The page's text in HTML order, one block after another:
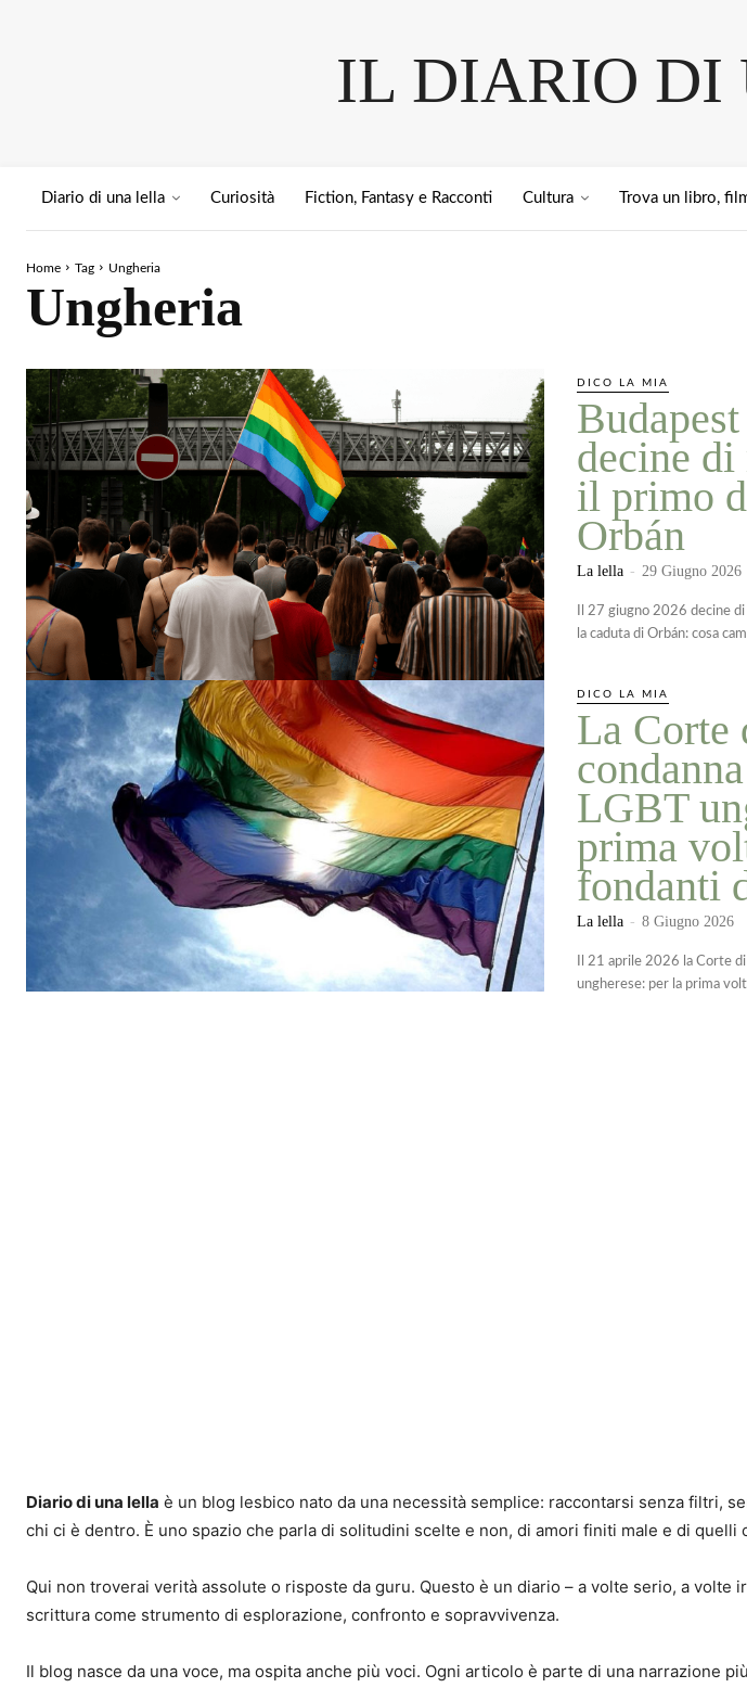
IL DIARIO DI
Diario di una lella Curiosità Fiction, Fantasy e Racconti Cultura Trova un libro,
Home Tag Ungheria
Ungheria
DICO LA MIA
decine
il primo
Orbán
La lella - 29 Giugno 2026
Il 27 giugno 2026 decine
la caduta di Orbán: cosa
DICO LA MIA
La Corte
LGBT
prima
fondanti
La lella - 8 Giugno 2026
Il 21 aprile 2026 la Corte
ungherese: per la prima
Diario di una lella è un blog lesbico nato da una necessità semplice: raccontarsi senza filtri,
chi ci è dentro. È uno spazio che parla di solitudini scelte e non, di amori finiti male e di
Qui non troverai verità assolute o risposte da guru. Questo è un diario – a volte serio, a
scrittura come strumento di esplorazione, confronto e sopravvivenza.
Il blog nasce da una voce, ma ospita anche più voci. Ogni articolo è parte di una narrazione